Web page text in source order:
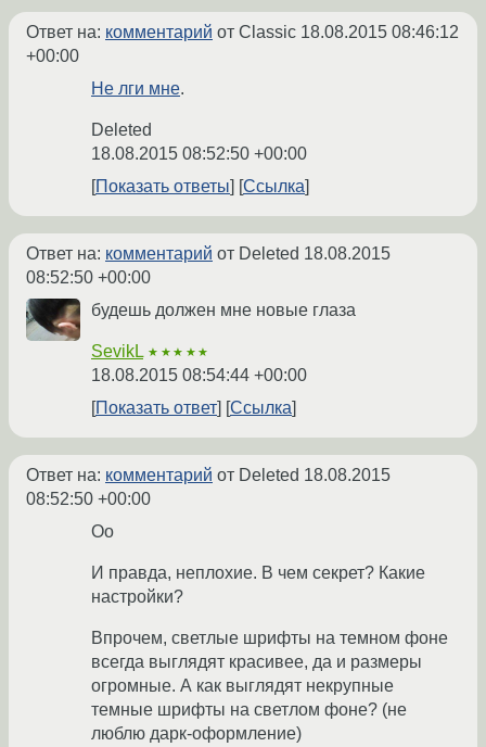
Ответ на: комментарий от Classic 18.08.2015 08:46:12
+00:00
Не лги мне.
Deleted
18.08.2015 08:52:50 +00:00
Показать ответы
Ссылка
Ответ на: комментарий от Deleted 18.08.2015
08:52:50 +00:00
будешь должен мне новые глаза
SevikL ★★★★★
18.08.2015 08:54:44 +00:00
Показать ответ
Ссылка
Ответ на: комментарий от Deleted 18.08.2015
08:52:50 +00:00
Оо
И правда, неплохие. В чем секрет? Какие
настройки?
Впрочем, светлые шрифты на темном фоне
всегда выглядят красивее, да и размеры
огромные. А как выглядят некрупные
темные шрифты на светлом фоне? (не
люблю дарк-оформление)